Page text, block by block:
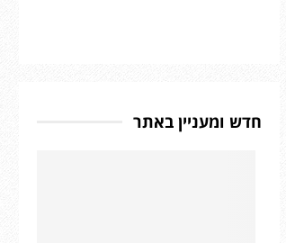
חדש ומעניין באתר